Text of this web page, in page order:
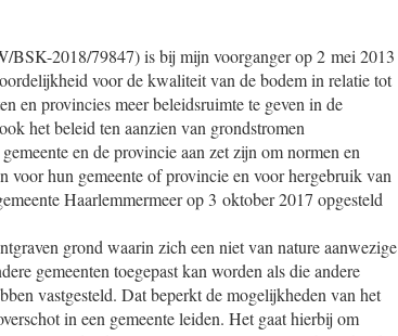
2018/79847) is bij mijn voorganger op 2 mei 2013
voor de kwaliteit van de bodem in relatie tot
en provincies meer beleidsruimte te geven in de
het beleid ten aanzien van grondstromen
en de provincie aan zet zijn om normen en
voor hun gemeente of provincie en voor hergebruik van
Haarlemmermeer op 3 oktober 2017 opgesteld
grond waarin zich een niet van nature aanwezige
gemeenten toegepast kan worden als die andere
vastgesteld. Dat beperkt de mogelijkheden van het
in een gemeente leiden. Het gaat hierbij om